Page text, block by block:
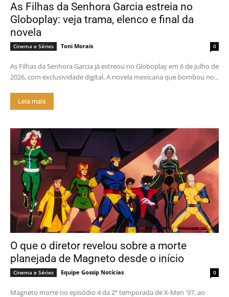
As Filhas da Senhora Garcia estreia no
Globoplay: veja trama, elenco e final da
novela
Cinema e Séries Toni Morais 0
As Filhas da Senhora Garcia já estreou no Globoplay em 6 de julho de
2026, com exclusividade digital. A novela mexicana que bombou no...
Leia mais
O que o diretor revelou sobre a morte
planejada de Magneto desde o início
Cinema e Séries Equipe Gossip Notícias 0
Magneto morre no episódio 4 da 2ª temporada de X-Men '97, ao